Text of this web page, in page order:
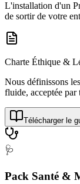
L'installation d'un
de sortir de votre
Charte Éthique &
Nous définissons
fluide, acceptée
Télécharger le
🩺
Pack Santé &